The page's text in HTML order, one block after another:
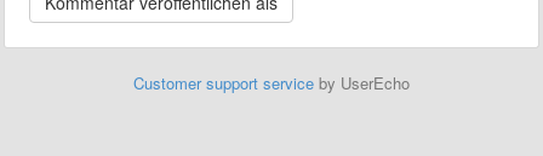
Customer support service by UserEcho